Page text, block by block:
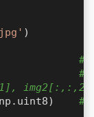
)
#
#
img2[:,:,2]
#